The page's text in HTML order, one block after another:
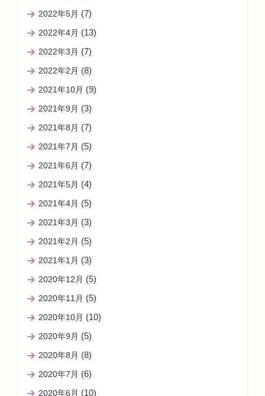
2022年5月 (7)
2022年4月 (13)
2022年3月 (7)
2022年2月 (8)
2021年10月 (9)
2021年9月 (3)
2021年8月 (7)
2021年7月 (5)
2021年6月 (7)
2021年5月 (4)
2021年4月 (5)
2021年3月 (3)
2021年2月 (5)
2021年1月 (3)
2020年12月 (5)
2020年11月 (5)
2020年10月 (10)
2020年9月 (5)
2020年8月 (8)
2020年7月 (6)
2020年6月 (10)